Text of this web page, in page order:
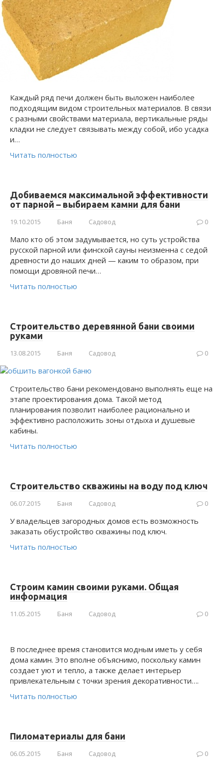
Каждый ряд печи должен быть выложен наиболее
подходящим видом строительных материалов. В связи
с разными свойствами материала, вертикальные ряды
кладки не следует связывать между собой, ибо усадка
и…
Читать полностью
Добиваемся максимальной эффективности
от парной – выбираем камни для бани
19.10.2015 Баня Садовод 0
Мало кто об этом задумывается, но суть устройства
русской парной или финской сауны неизменна с седой
древности до наших дней — каким то образом, при
помощи дровяной печи…
Читать полностью
Строительство деревянной бани своими
руками
13.08.2015 Баня Садовод 0
Строительство бани рекомендовано выполнять еще на
этапе проектирования дома. Такой метод
планирования позволит наиболее рационально и
эффективно расположить зоны отдыха и душевые
кабины.
Читать полностью
Строительство скважины на воду под ключ
06.07.2015 Баня Садовод 0
У владельцев загородных домов есть возможность
заказать обустройство скважины под ключ.
Читать полностью
Строим камин своими руками. Общая
информация
11.05.2015 Баня Садовод 0
В последнее время становится модным иметь у себя
дома камин. Это вполне объяснимо, поскольку камин
создает уют и тепло, а также делает интерьер
привлекательным с точки зрения декоративности….
Читать полностью
Пиломатериалы для бани
06.05.2015 Баня Садовод 0